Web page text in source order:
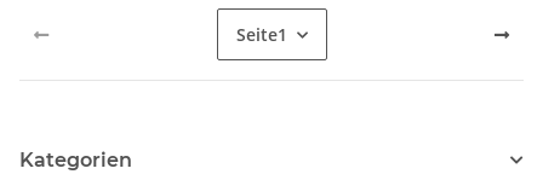
Seite1
Kategorien